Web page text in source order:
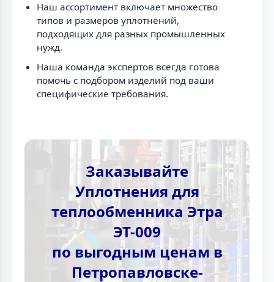
Наш ассортимент включает множество
типов и размеров уплотнений,
подходящих для разных промышленных
нужд.
Наша команда экспертов всегда готова
помочь с подбором изделий под ваши
специфические требования.
Заказывайте
Уплотнения для
теплообменника Этра
ЭТ-009
по выгодным ценам в
Петропавловске-